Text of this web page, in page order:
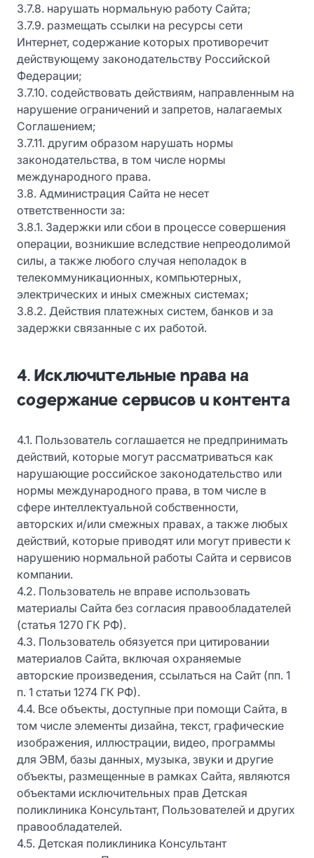
3.7.8. нарушать нормальную работу Сайта;
3.7.9. размещать ссылки на ресурсы сети
Интернет, содержание которых противоречит
действующему законодательству Российской
Федерации;
3.7.10. содействовать действиям, направленным на
нарушение ограничений и запретов, налагаемых
Соглашением;
3.7.11. другим образом нарушать нормы
законодательства, в том числе нормы
международного права.
3.8. Администрация Сайта не несет
ответственности за:
3.8.1. Задержки или сбои в процессе совершения
операции, возникшие вследствие непреодолимой
силы, а также любого случая неполадок в
телекоммуникационных, компьютерных,
электрических и иных смежных системах;
3.8.2. Действия платежных систем, банков и за
задержки связанные с их работой.
4. Исключительные права на
содержание сервисов и контента
4.1. Пользователь соглашается не предпринимать
действий, которые могут рассматриваться как
нарушающие российское законодательство или
нормы международного права, в том числе в
сфере интеллектуальной собственности,
авторских и/или смежных правах, а также любых
действий, которые приводят или могут привести к
нарушению нормальной работы Сайта и сервисов
компании.
4.2. Пользователь не вправе использовать
материалы Сайта без согласия правообладателей
(статья 1270 ГК РФ).
4.3. Пользователь обязуется при цитировании
материалов Сайта, включая охраняемые
авторские произведения, ссылаться на Сайт (пп. 1
п. 1 статьи 1274 ГК РФ).
4.4. Все объекты, доступные при помощи Сайта, в
том числе элементы дизайна, текст, графические
изображения, иллюстрации, видео, программы
для ЭВМ, базы данных, музыка, звуки и другие
объекты, размещенные в рамках Сайта, являются
объектами исключительных прав Детская
поликлиника Консультант, Пользователей и других
правообладателей.
4.5. Детская поликлиника Консультант